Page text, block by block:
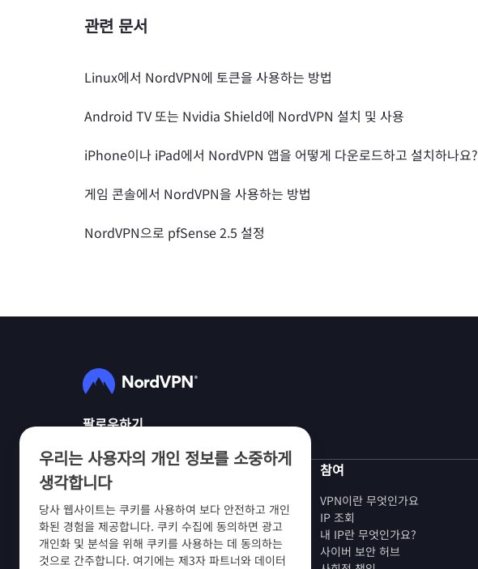
우리는 사용자의 개인 정보를 소중하게
생각합니다
당사 웹사이트는 쿠키를 사용하여 보다 안전하고 개인
화된 경험을 제공합니다. 쿠키 수집에 동의하면 광고
개인화 및 분석을 위해 쿠키를 사용하는 데 동의하는
것으로 간주합니다. 여기에는 제3자 파트너와 데이터
관련 문서
Linux에서 NordVPN에 토큰을 사용하는 방법
Android TV 또는 Nvidia Shield에 NordVPN 설치 및 사용
iPhone이나 iPad에서 NordVPN 앱을 어떻게 다운로드하고 설치하나요?
게임 콘솔에서 NordVPN을 사용하는 방법
NordVPN으로 pfSense 2.5 설정
팔로우하기
NordVPN
회사 소개
채용 정보
VPN 무료 체험판
VPN 라우터
참여
VPN이란 무엇인가요
IP 조회
내 IP란 무엇인가요?
사이버 보안 허브